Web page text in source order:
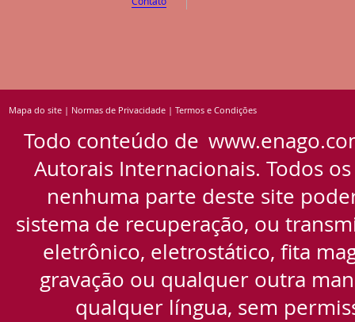
Mapa do site | Normas de Privacidade | Termos e Condições
Todo conteúdo de
Autorais Internacionais. Todos
nenhuma parte deste site
sistema de recuperação, ou
eletrônico, eletrostático, fita
gravação ou qualquer outra
qualquer língua, sem